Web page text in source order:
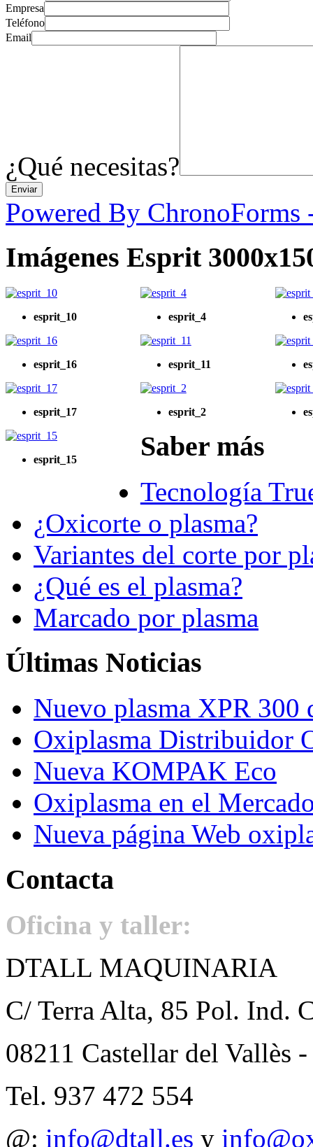
Empresa
Teléfono
Email
¿Qué necesitas?
Powered By ChronoForms
Imágenes Esprit
esprit_10 esprit_4
esprit_16 esprit_11
esprit_17 esprit_2
esprit_15 Saber más
Tecnología
¿Oxicorte o plasma?
Variantes del corte por
¿Qué es el plasma?
Marcado por plasma
Últimas Noticias
Nuevo plasma XPR 300
Oxiplasma Distribuidor
Nueva KOMPAK Eco
Oxiplasma en el
Nueva página Web
Contacta
Oficina y taller:
DTALL MAQUINARIA
C/ Terra Alta, 85 Pol. Ind.
08211 Castellar del Vallès
Tel. 937 472 554
@: info@dtall.es y